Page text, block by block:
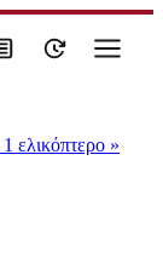
ελικόπτερο »